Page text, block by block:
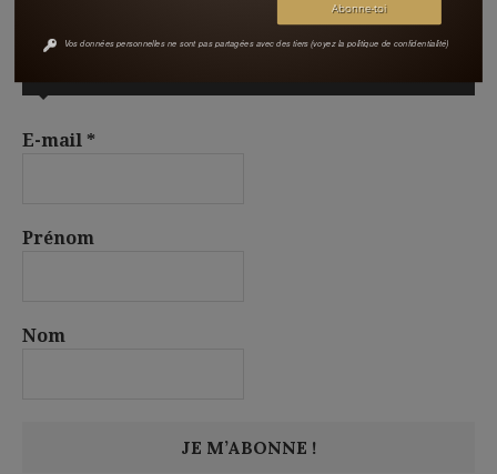
E-mail *
Prénom
Nom
Vos données personnelles ne sont pas partagées avec des tiers (voyez la politique de confidentialité)